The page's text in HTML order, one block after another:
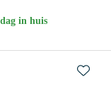
in huis